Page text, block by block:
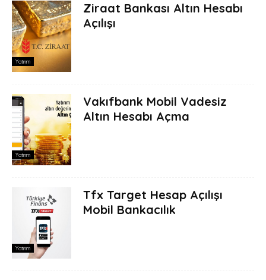
Yatırım
Ziraat Bankası Altın Hesabı
Açılışı
Yatırım
Vakıfbank Mobil Vadesiz
Altın Hesabı Açma
Yatırım
Tfx Target Hesap Açılışı
Mobil Bankacılık